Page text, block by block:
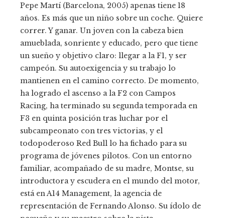
Pepe Martí (Barcelona, 2005) apenas tiene 18
años. Es más que un niño sobre un coche. Quiere
correr. Y ganar. Un joven con la cabeza bien
amueblada, sonriente y educado, pero que tiene
un sueño y objetivo claro: llegar a la F1, y ser
campeón. Su autoexigencia y su trabajo lo
mantienen en el camino correcto. De momento,
ha logrado el ascenso a la F2 con Campos
Racing, ha terminado su segunda temporada en
F3 en quinta posición tras luchar por el
subcampeonato con tres victorias, y el
todopoderoso Red Bull lo ha fichado para su
programa de jóvenes pilotos. Con un entorno
familiar, acompañado de su madre, Montse, su
introductora y escudera en el mundo del motor,
está en A14 Management, la agencia de
representación de Fernando Alonso. Su ídolo de